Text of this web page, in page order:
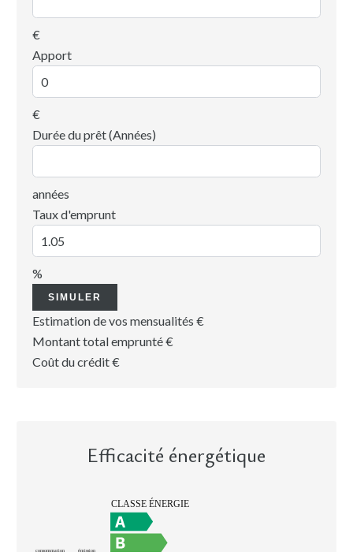
€
Apport
€
Durée du prêt (Années)
années
Taux d'emprunt
%
SIMULER
Estimation de vos mensualités €
Montant total emprunté€
Coût du crédit€
Efficacité énergétique